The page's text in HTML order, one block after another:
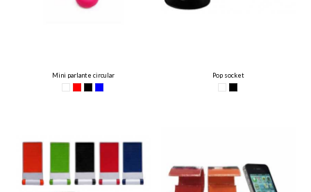
Mini parlante circular Pop socket